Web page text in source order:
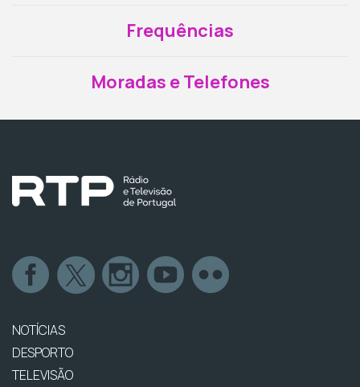
Frequências
Moradas e Telefones
NOTÍCIAS
DESPORTO
TELEVISÃO